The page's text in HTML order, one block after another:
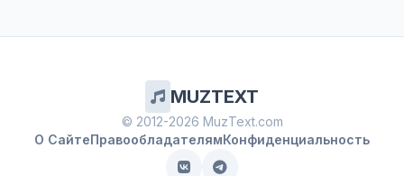
MUZTEXT
© 2012-2026 MuzText.com
О СайтеПравообладателямКонфиденциальность